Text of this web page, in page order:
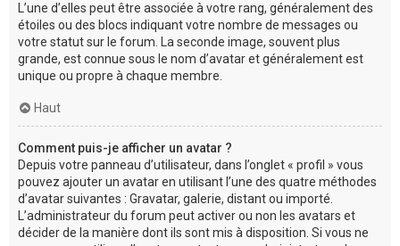
L’une d’elles peut être associée à votre rang, généralement des
étoiles ou des blocs indiquant votre nombre de messages ou
votre statut sur le forum. La seconde image, souvent plus
grande, est connue sous le nom d’avatar et généralement est
unique ou propre à chaque membre.
Haut
Comment puis-je afficher un avatar ?
Depuis votre panneau d’utilisateur, dans l’onglet « profil » vous
pouvez ajouter un avatar en utilisant l’une des quatre méthodes
d’avatar suivantes : Gravatar, galerie, distant ou importé.
L’administrateur du forum peut activer ou non les avatars et
décider de la manière dont ils sont mis à disposition. Si vous ne